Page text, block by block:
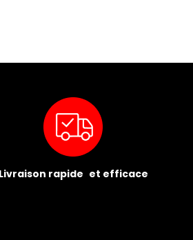
Livraison rapide et efficace